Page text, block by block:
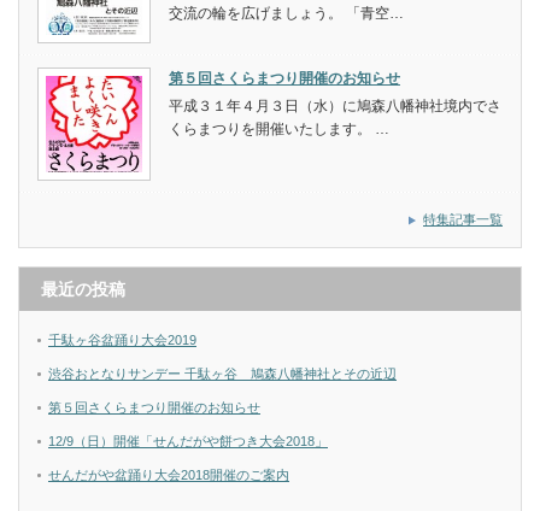
交流の輪を広げましょう。 「青空…
第５回さくらまつり開催のお知らせ
平成３１年４月３日（水）に鳩森八幡神社境内でさ
くらまつりを開催いたします。 …
特集記事一覧
最近の投稿
千駄ヶ谷盆踊り大会2019
渋谷おとなりサンデー 千駄ヶ谷 鳩森八幡神社とその近辺
第５回さくらまつり開催のお知らせ
12/9（日）開催「せんだがや餅つき大会2018」
せんだがや盆踊り大会2018開催のご案内